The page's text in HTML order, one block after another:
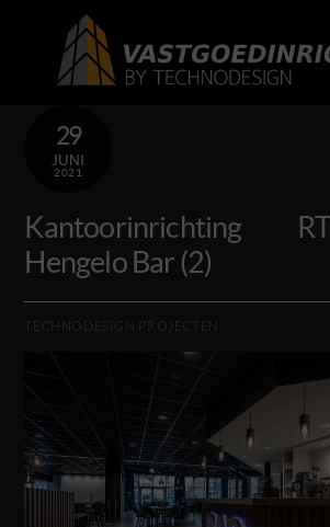
content
29
JUNI
2021
Kantoorinrichting
Hengelo Bar (2)